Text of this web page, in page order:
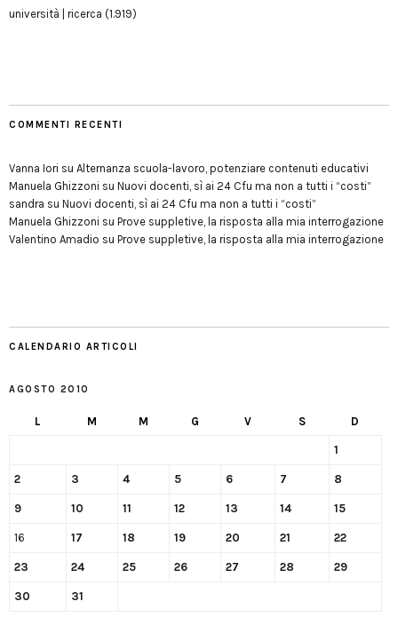
università | ricerca (1.919)
COMMENTI RECENTI
Vanna Iori su Alternanza scuola-lavoro, potenziare contenuti educativi
Manuela Ghizzoni su Nuovi docenti, sì ai 24 Cfu ma non a tutti i “costi”
sandra su Nuovi docenti, sì ai 24 Cfu ma non a tutti i “costi”
Manuela Ghizzoni su Prove suppletive, la risposta alla mia interrogazione
Valentino Amadio su Prove suppletive, la risposta alla mia interrogazione
CALENDARIO ARTICOLI
AGOSTO 2010
L M M G V S D
1
2 3 4 5 6 7 8
9 10 11 12 13 14 15
16 17 18 19 20 21 22
23 24 25 26 27 28 29
30 31